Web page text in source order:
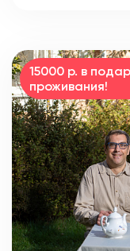
15000 р. в
проживания!